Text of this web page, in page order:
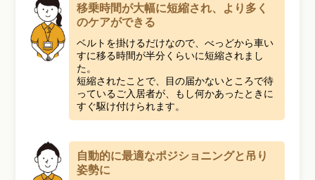
移乗時間が大幅に短縮され、より多く
のケアができる
ベルトを掛けるだけなので、べっどから車い
すに移る時間が半分くらいに短縮されまし
た。
短縮されたことで、目の届かないところで待
っているご入居者が、もし何かあったときに
すぐ駆け付けられます。
自動的に最適なポジショニングと吊り
姿勢に